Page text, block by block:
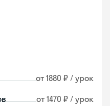
от 1880 ₽ / урок
от 1470 ₽ / урок